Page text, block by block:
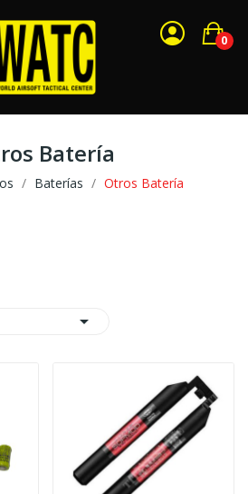
0
Batería
Baterías Otros Batería
